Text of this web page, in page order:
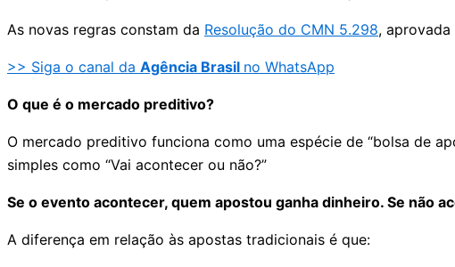
As novas regras constam da Resolução do CMN 5.298,
>> Siga o canal da Agência Brasil no WhatsApp
O que é o mercado preditivo?
O mercado preditivo funciona como uma espécie de “bolsa de
simples como “Vai acontecer ou não?”
Se o evento acontecer, quem apostou ganha dinheiro. Se não
A diferença em relação às apostas tradicionais é que: